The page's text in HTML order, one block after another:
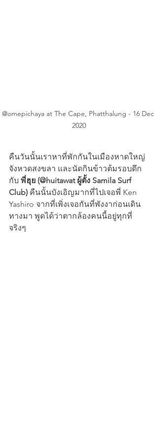
@omepichaya at The Cape, Phatthalung - 16 Dec
2020
คืนวันนั้นเราหาที่พักกันในเมืองหาดใหญ่
จังหวดสงขลา และนัดกินข้าวต้มรอบดึก
กับ พี่ฮุย (@huitawat ผู้ตั้ง Samila Surf
Club) คืนนั้นบังเอิญมากที่ไปเจอพี่ Ken
Yashiro จากที่เพิ่งเจอกันที่พังงาก่อนเดิน
ทางมา พูดได้ว่าตากล้องคนนี้อยู่ทุกที่
จริงๆ